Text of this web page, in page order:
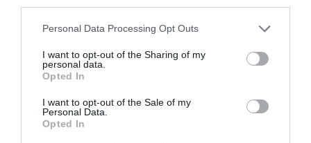
Please note that this website/app uses one or more Google
not limited to your visit or usage behaviour. You may click to
grant or deny consent to Google and its third-party tags to
use your data for below specified purposes in below Google
consent section.
Personal Data Processing Opt Outs
I want to opt-out of the Sharing of my
personal data.
Opted In
I want to opt-out of the Sale of my
Personal Data.
Opted In
Ιός Δυτικού Νείλου: Έξι θάνατοι τις
περισσότερα κρούσματα
ΠΑΣΟΚ: Η «Εστία» ανάλωσε τη μισή ύλη
της για να μην πει απολύτως τίποτα και να
επαναλάβει το φαντασιόπληκτο ρεπορτάζ